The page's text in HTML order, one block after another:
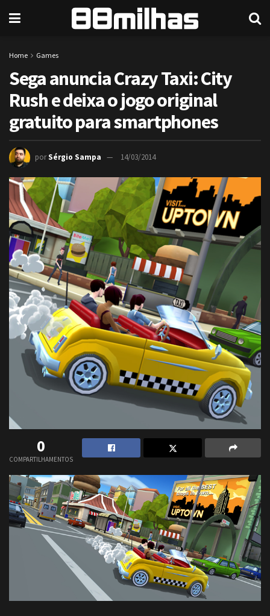
Home Games
Sega anuncia Crazy Taxi: City
Rush e deixa o jogo original
gratuito para smartphones
porSérgio Sampa 14/03/2014
0
COMPARTILHAMENTOS